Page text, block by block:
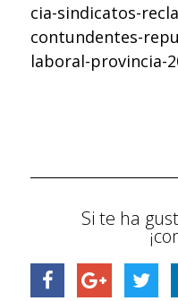
cia-sindicatos-
contundentes-
laboral-provincia-
Si te ha